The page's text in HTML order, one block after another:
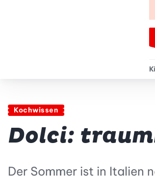
Kochwissen
Dolci:
Der Sommer ist in Italien